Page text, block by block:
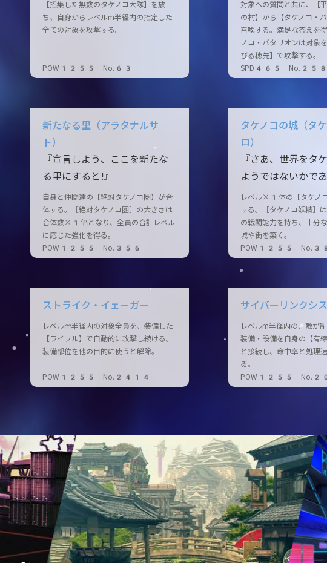
【招集した無数のタケノコ大隊】を放
ち、自身からレベルm半径内の指定した
全ての対象を攻撃する。
POW1255 No.63
対象への質問と共に、【
の村】から【タケノコ・
召喚する。満足な答えを
ノコ・バタリオンは対象
びる穂先】で攻撃する。
SPD465 No.258
新たなる里（アラタナルサ
ト）
『宣言しよう、ここを新たな
る里にすると!』
自身と仲間達の【絶対タケノコ圏】が合
体する。［絶対タケノコ圏］の大きさは
合体数×1倍となり、全員の合計レベル
に応じた強化を得る。
POW1255 No.356
タケノコの城（タ
ロ）
『さあ、世界をタ
ようではないかであ
レベル×1体の【タケノ
する。［タケノコ妖精］
の戦闘能力を持ち、十分
城や街を築く。
POW1255
ストライク・イェーガー
レベルｍ半径内の対象全員を、装備した
【ライフル】で自動的に攻撃し続ける。
装備部位を他の目的に使うと解除。
POW1255 No.2414
サイバーリンクシ
レベルm半径内の、敵が
装備・設備を自身の【有線
と接続し、命中率と処理
る。
POW1255